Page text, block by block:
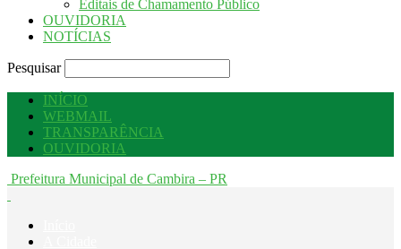
Editais de Chamamento Público
OUVIDORIA
NOTÍCIAS
Pesquisar
INÍCIO
WEBMAIL
TRANSPARÊNCIA
OUVIDORIA
Prefeitura Municipal de Cambira – PR